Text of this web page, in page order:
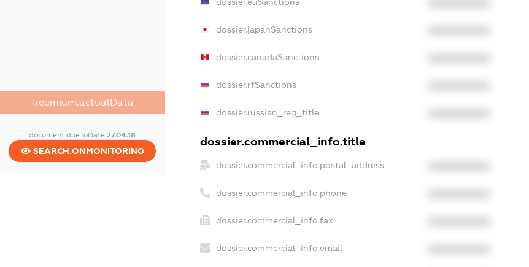
freemium.actualData
document.dueToDate27.04.18
SEARCH.ONMONITORING
dossier.euSanctions
dossier.japanSanctions
dossier.canadaSanctions
dossier.rfSanctions
dossier.russian_reg_title
dossier.commercial_info.title
dossier.commercial_info.postal_address
dossier.commercial_info.phone
dossier.commercial_info.fax
dossier.commercial_info.email